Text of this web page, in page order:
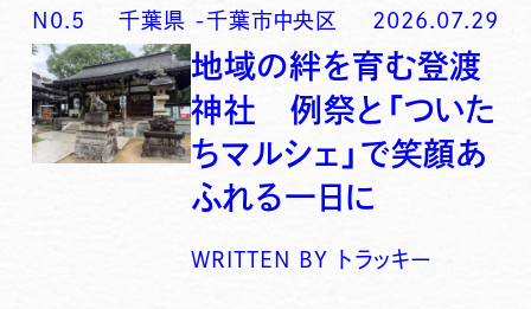
N0. 5 千葉県 -千葉市中央区 2026.07.29
地域の絆を育む登渡
神社 例祭と「ついた
ちマルシェ」で笑顔あ
ふれる一日に
WRITTEN BY トラッキー